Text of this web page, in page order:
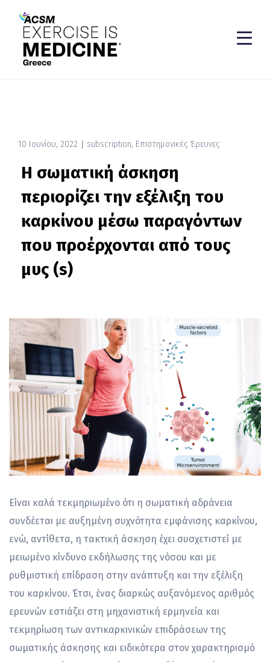
10 Ιουνίου, 2022 subscription, Επιστημονικές Έρευνες
Η σωματική άσκηση
περιορίζει την εξέλιξη του
καρκίνου μέσω παραγόντων
που προέρχονται από τους
μυς (s)
Είναι καλά τεκμηριωμένο ότι η σωματική αδράνεια
συνδέεται με αυξημένη συχνότητα εμφάνισης καρκίνου,
ενώ, αντίθετα, η τακτική άσκηση έχει συσχετιστεί με
μειωμένο κίνδυνο εκδήλωσης της νόσου και με
ρυθμιστική επίδραση στην ανάπτυξη και την εξέλιξη
του καρκίνου. Έτσι, ένας διαρκώς αυξανόμενος αριθμός
ερευνών εστιάζει στη μηχανιστική ερμηνεία και
τεκμηρίωση των αντικαρκινικών επιδράσεων της
σωματικής άσκησης και ειδικότερα στον χαρακτηρισμό